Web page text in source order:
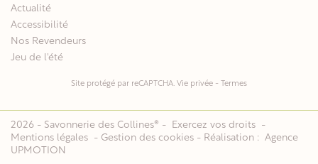
Actualité
Accessibilité
Nos Revendeurs
Jeu de l'été
Site protégé par reCAPTCHA. Vie privée - Termes
2026 - Savonnerie des Collines® - Exercez vos droits -
Mentions légales - Gestion des cookies - Réalisation : Agence
UPMOTION